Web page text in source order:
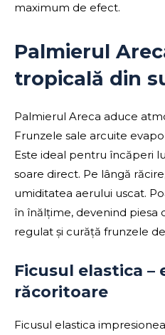
maximum de efect.
Palmierul
tropicală din
Palmierul Areca aduce
Frunzele sale arcuite
Este ideal pentru încăperi
soare direct. Pe lângă
umiditatea aerului uscat.
în înălțime, devenind piesa
regulat și curăță frunzele
Ficusul elastica –
răcoritoare
Ficusul elastica